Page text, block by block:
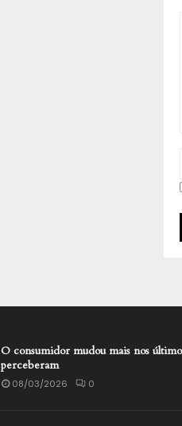
O consumidor mudou mais nos
perceberam
08/03/2026 0